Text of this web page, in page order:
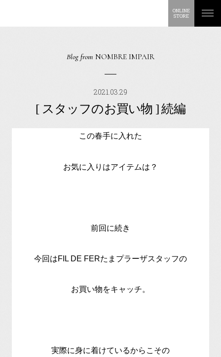
ONLINE
STORE
Blog from NOMBRE IMPAIR
2021.03.29
[ スタッフのお買い物 ] 続編
この春手に入れた
お気に入りはアイテムは？
前回に続き
今回はFIL DE FERたまプラーザスタッフの
お買い物をキャッチ。
実際に身に着けているからこその